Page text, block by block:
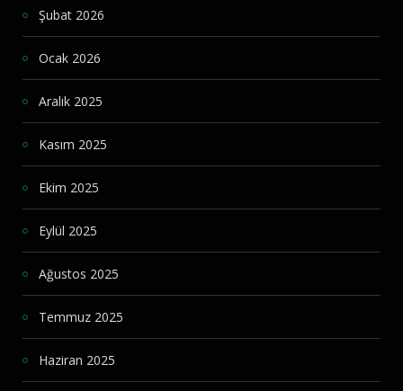
Şubat 2026
Ocak 2026
Aralık 2025
Kasım 2025
Ekim 2025
Eylül 2025
Ağustos 2025
Temmuz 2025
Haziran 2025